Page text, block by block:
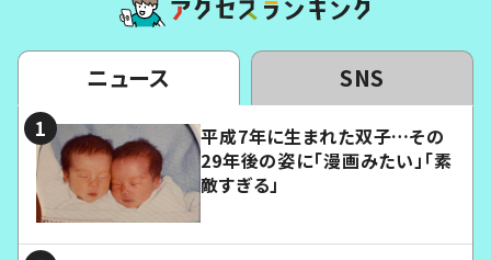
ニュース SNS
平成7年に生まれた双子…その
29年後の姿に「漫画みたい」「素
敵すぎる」